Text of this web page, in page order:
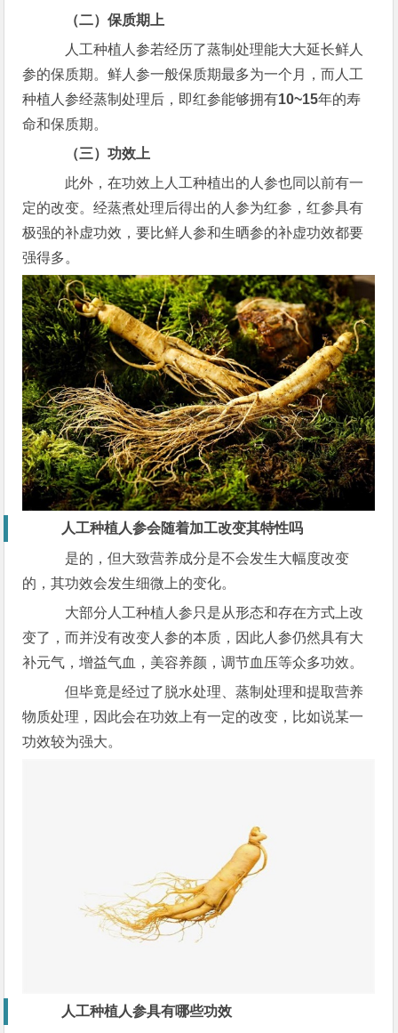
（二）保质期上
人工种植人参若经历了蒸制处理能大大延长鲜人
参的保质期。鲜人参一般保质期最多为一个月，而人工
种植人参经蒸制处理后，即红参能够拥有10~15年的寿
命和保质期。
（三）功效上
此外，在功效上人工种植出的人参也同以前有一
定的改变。经蒸煮处理后得出的人参为红参，红参具有
极强的补虚功效，要比鲜人参和生晒参的补虚功效都要
强得多。
人工种植人参会随着加工改变其特性吗
是的，但大致营养成分是不会发生大幅度改变
的，其功效会发生细微上的变化。
大部分人工种植人参只是从形态和存在方式上改
变了，而并没有改变人参的本质，因此人参仍然具有大
补元气，增益气血，美容养颜，调节血压等众多功效。
但毕竟是经过了脱水处理、蒸制处理和提取营养
物质处理，因此会在功效上有一定的改变，比如说某一
功效较为强大。
人工种植人参具有哪些功效